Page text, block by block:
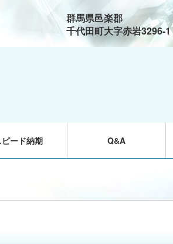
群馬県邑楽郡
千代田町大字赤岩3296-1
ピード納期 Q&A